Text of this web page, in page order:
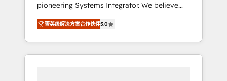
supported 1,400+ clients across a wide range
of industries, including healthcare, software,
B2B services, manufacturing, financial
services and more. Whether clients are new
to HubSpot or expanding into more
pioneering Systems Integrator. We believe
technology should serve business strategy,
not the other way around. Every engagement
begins with clear objectives, customer
journey mapping, and measurable KPIs. Only
菁英级解决方案合作伙伴5.0